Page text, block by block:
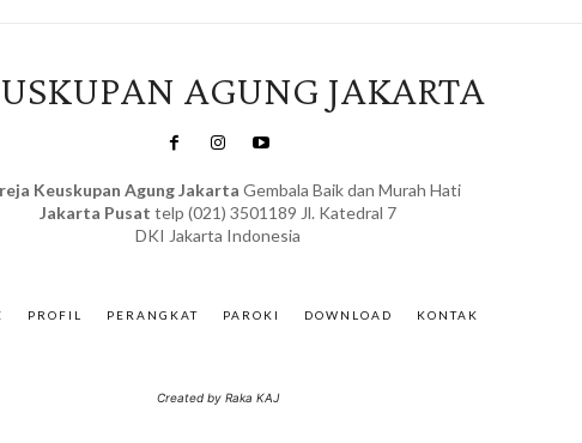
AGUNG JAKARTA
Keuskupan Agung Jakarta Gembala Baik dan Murah Hati
Jakarta Pusat telp (021) 3501189 Jl. Katedral 7
DKI Jakarta Indonesia
PROFIL PERANGKAT PAROKI DOWNLOAD KONTAK
Created by Raka KAJ